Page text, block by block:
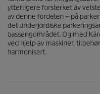
ytterligere forsterket av
av denne fordelen – på
det underjordiske
bassengområdet. Og med
ved hjelp av maskiner,
harmonisert.